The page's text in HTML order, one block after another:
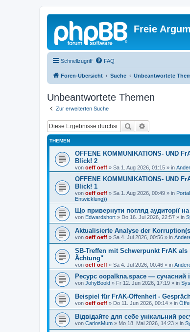
Freie
Schnellzugriff FAQ
Foren-Übersicht Suche Unbeantwortete
Unbeantwortete Themen
Zur erweiterten Suche
Suche
THEMEN
OFFENE KOMMUNIKATIONS- UND
Blick! 2
von oeff oeff » Sa 1. Aug 2026, 01:15 » in
OFFENE KOMMUNIKATIONS- UND
Blick! 1
von oeff oeff » Sa 1. Aug 2026, 00:49 » in
Entwicklung))
Що привернути погляд аудиторії
von Edwardshort » Do 16. Jul 2026, 22:57 » in
Aktualisierte Analyse der
von oeff oeff » Sa 4. Jul 2026, 00:56 » in
SB-Treffen mit Schwerpunkt FrAK
Ächtung"
von oeff oeff » Sa 4. Jul 2026, 00:46 » in
Ресурс oopalkna.space — сучасний
von JohyBoold » Fr 12. Jun 2026, 17:19 » in
Beispiel für FrAK-Offenheit -
von oeff oeff » Do 11. Jun 2026, 00:14 » in
Відвідайте для себе унікальний
von CarlosMum » Mo 18. Mai 2026, 14:23 » in